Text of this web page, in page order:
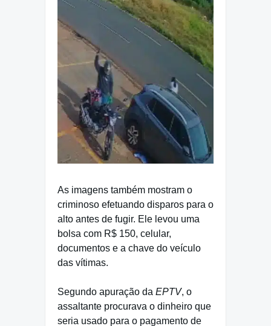
As imagens também mostram o
criminoso efetuando disparos para o
alto antes de fugir. Ele levou uma
bolsa com R$ 150, celular,
documentos e a chave do veículo
das vítimas.
Segundo apuração da EPTV, o
assaltante procurava o dinheiro que
seria usado para o pagamento de